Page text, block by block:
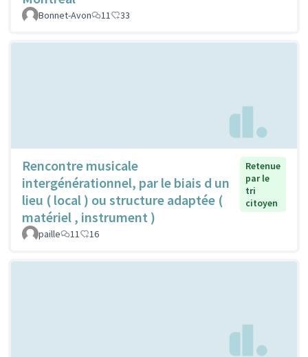
Bonnet-Avon 11 33
Rencontre musicale
intergénérationnel, par le biais d un
lieu ( local ) ou structure adaptée (
matériel , instrument )
Retenue
par le
tri
citoyen
paille 11 16